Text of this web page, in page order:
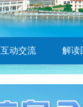
互动交流 解读